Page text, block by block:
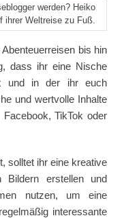
werden? Heiko
ihrer Weltreise zu Fuß.
bis hin
dass ihr eine Nische
und in der ihr euch
und wertvolle Inhalte
TikTok oder
solltet ihr eine kreative
Bildern erstellen und
nutzen, um eine
interessante